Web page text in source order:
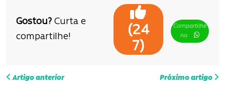
Gostou? Curta e
compartilhe!
(24
7)
Compartilhe
no
N
Artigo anterior Próximo artigo